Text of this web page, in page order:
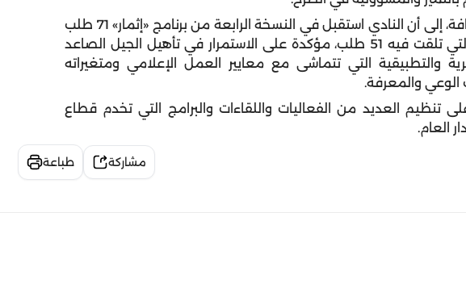
وأشارت مديرة نادي الشارقة للصحافة، إلى أن النادي استقبل في النسخة الرابعة من برنامج «إثمار» 71 طلب
ترشُح بتفوق عن النسخة الثالثة والتي تلقت فيه 51 طلب، مؤكدة على الاستمرار في تأهيل الجيل الصاعد
والتطبيقية التي تتماشى مع معايير العمل الإعلامي ومتغيراته
الوعي والمعرفة.
تنظيم العديد من الفعاليات واللقاءات والبرامج التي تخدم قطاع
العام.
مشاركة طباعة